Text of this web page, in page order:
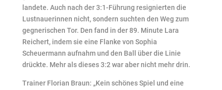
landete. Auch nach der 3:1-Führung resignierten die
Lustnauerinnen nicht, sondern suchten den Weg zum
gegnerischen Tor. Den fand in der 89. Minute Lara
Reichert, indem sie eine Flanke von Sophia
Scheuermann aufnahm und den Ball über die Linie
drückte. Mehr als dieses 3:2 war aber nicht mehr drin.
Trainer Florian Braun: „Kein schönes Spiel und eine